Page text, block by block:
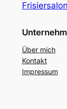
Über mich
Kontakt
Impressum